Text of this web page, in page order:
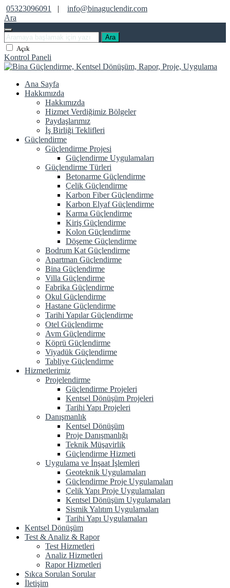
05323096091 |
info@binaguclendir.com
Ara
Ara
Açık
Kontrol Paneli
Ana Sayfa
Hakkımızda
Hakkımızda
Hizmet Verdiğimiz Bölgeler
Paydaşlarımız
İş Birliği Teklifleri
Güçlendirme
Güçlendirme Projesi
Güçlendirme Uygulamaları
Güçlendirme Türleri
Betonarme Güçlendirme
Çelik Güçlendirme
Karbon Fiber Güçlendirme
Karbon Elyaf Güçlendirme
Karma Güçlendirme
Kiriş Güçlendirme
Kolon Güçlendirme
Döşeme Güçlendirme
Bodrum Kat Güçlendirme
Apartman Güçlendirme
Bina Güçlendirme
Villa Güçlendirme
Fabrika Güçlendirme
Okul Güçlendirme
Hastane Güçlendirme
Tarihi Yapılar Güçlendirme
Otel Güçlendirme
Avm Güçlendirme
Köprü Güçlendirme
Viyadük Güçlendirme
Tabliye Güçlendirme
Hizmetlerimiz
Projelendirme
Güçlendirme Projeleri
Kentsel Dönüşüm Projeleri
Tarihi Yapı Projeleri
Danışmanlık
Kentsel Dönüşüm
Proje Danışmanlığı
Teknik Müşavirlik
Güçlendirme Hizmeti
Uygulama ve İnşaat İşlemleri
Geoteknik Uygulamaları
Güçlendirme Proje Uygulamaları
Çelik Yapı Proje Uygulamaları
Kentsel Dönüşüm Uygulamaları
Sismik Yalıtım Uygulamaları
Tarihi Yapı Uygulamaları
Kentsel Dönüşüm
Test & Analiz & Rapor
Test Hizmetleri
Analiz Hizmetleri
Rapor Hizmetleri
Sıkca Sorulan Sorular
İletişim